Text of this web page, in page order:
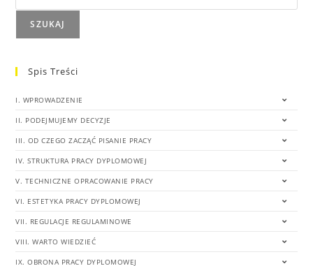
SZUKAJ
Spis Treści
I. WPROWADZENIE
II. PODEJMUJEMY DECYZJE
III. OD CZEGO ZACZĄĆ PISANIE PRACY
IV. STRUKTURA PRACY DYPLOMOWEJ
V. TECHNICZNE OPRACOWANIE PRACY
VI. ESTETYKA PRACY DYPLOMOWEJ
VII. REGULACJE REGULAMINOWE
VIII. WARTO WIEDZIEĆ
IX. OBRONA PRACY DYPLOMOWEJ